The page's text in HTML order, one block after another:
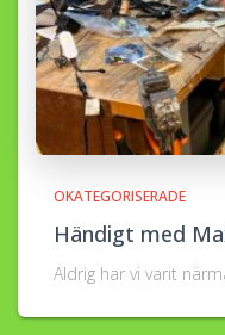
OKATEGORISERADE
Händigt med
Aldrig har vi varit